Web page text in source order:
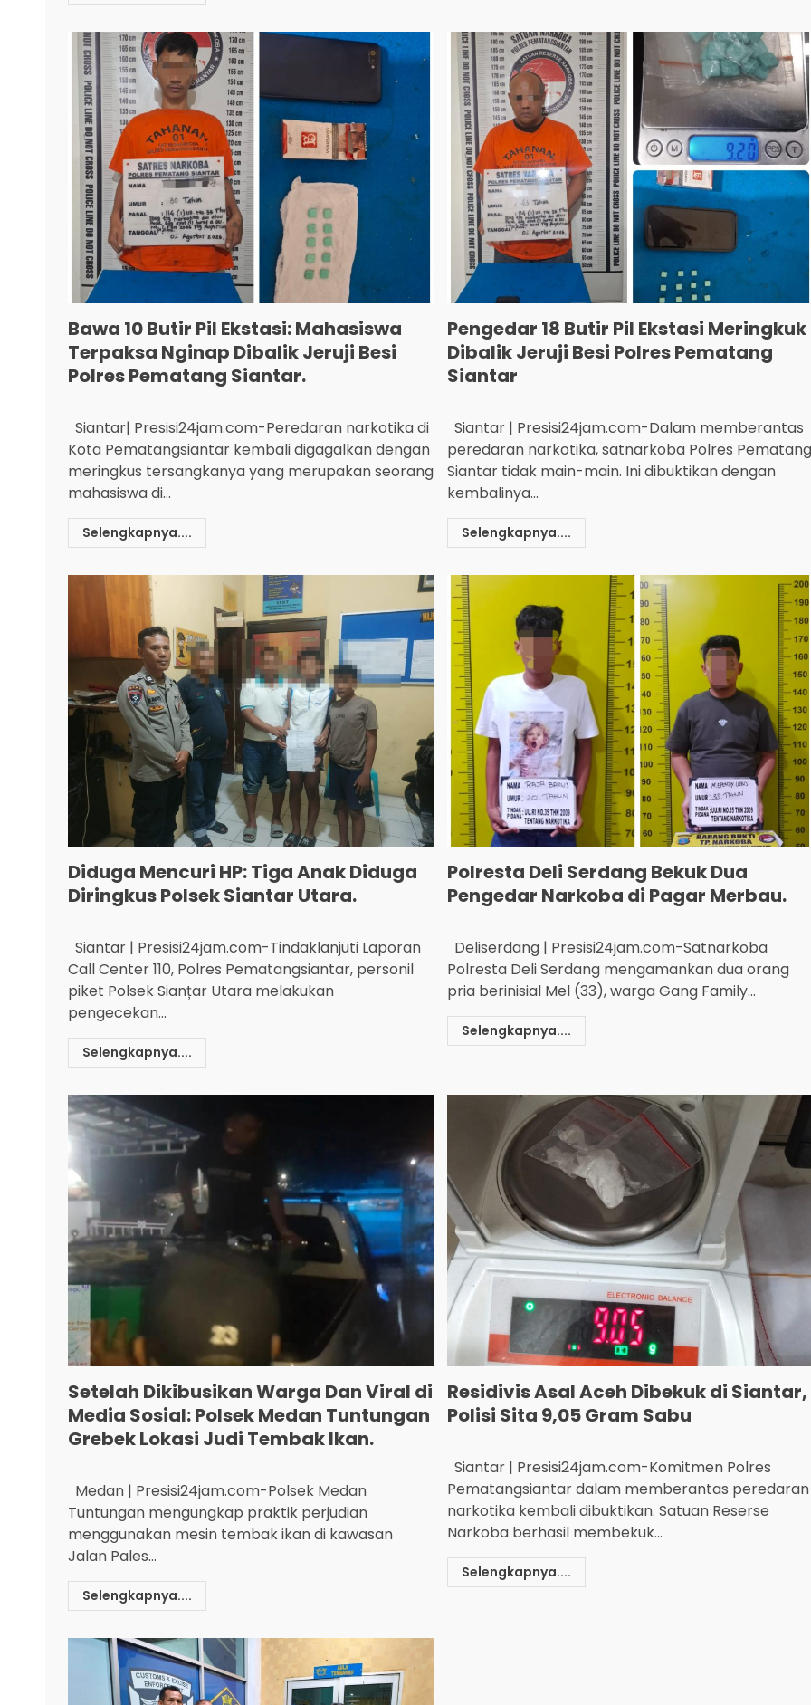
Bawa 10 Butir Pil Ekstasi: Mahasiswa
Terpaksa Nginap Dibalik Jeruji Besi
Polres Pematang Siantar.
Siantar| Presisi24jam.com-Peredaran narkotika di
Kota Pematangsiantar kembali digagalkan dengan
meringkus tersangkanya yang merupakan seorang
mahasiswa di...
Selengkapnya....
Pengedar 18 Butir Pil Ekstasi Meringkuk
Dibalik Jeruji Besi Polres Pematang
Siantar
Siantar | Presisi24jam.com-Dalam memberantas
peredaran narkotika, satnarkoba Polres
Siantar tidak main-main. Ini dibuktikan dengan
kembalinya...
Selengkapnya....
Diduga Mencuri HP: Tiga Anak Diduga
Diringkus Polsek Siantar Utara.
Siantar | Presisi24jam.com-Tindaklanjuti Laporan
Call Center 110, Polres Pematangsiantar, personil
piket Polsek Sianțar Utara melakukan
pengecekan...
Selengkapnya....
Polresta Deli Serdang Bekuk Dua
Pengedar Narkoba di Pagar Merbau.
Deliserdang | Presisi24jam.com-Satnarkoba
Polresta Deli Serdang mengamankan dua orang
pria berinisial Mel (33), warga Gang Family...
Selengkapnya....
Setelah Dikibusikan Warga Dan Viral di
Media Sosial: Polsek Medan Tuntungan
Grebek Lokasi Judi Tembak Ikan.
Medan | Presisi24jam.com-Polsek Medan
Tuntungan mengungkap praktik perjudian
menggunakan mesin tembak ikan di kawasan
Jalan Pales...
Selengkapnya....
Residivis Asal Aceh Dibekuk di Siantar,
Polisi Sita 9,05 Gram Sabu
Siantar | Presisi24jam.com-Komitmen Polres
Pematangsiantar dalam memberantas peredaran
narkotika kembali dibuktikan. Satuan Reserse
Narkoba berhasil membekuk...
Selengkapnya....